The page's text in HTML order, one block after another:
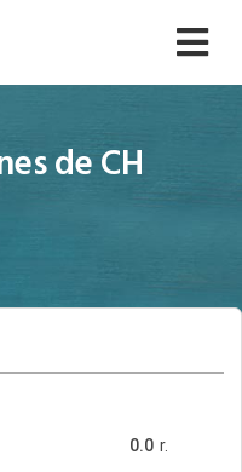
de CH
r.
0.0